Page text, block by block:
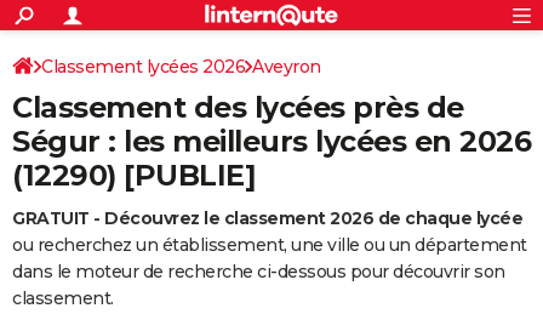
ACTUALITÉS
Politique
Société
Faits Divers
Education
Monde
Villes
+
SPORT
Coupe du monde 2026
Football
Tennis
Cyclisme
Rugby
Forum
CULTURE
Programme TV
TNT
Streaming
Cinéma
Sorties cinéma
Musique
+
FINANCE
Retraite
Impôts
Epargne
Immobilier
Risques naturels par ville
Banque
Assurance
Crédit
AUTO
Essais
Réserver un essai
Citadines
Berlines
SUV
Forum auto
+
HIGH-TECH
S'inscrire
Connexion
Classement lycées 2026 Aveyron
Classement des lycées près de
Ségur : les meilleurs lycées en 2026
(12290) [PUBLIE]
GRATUIT - Découvrez le classement 2026 de chaque lycée
ou recherchez un établissement, une ville ou un département
dans le moteur de recherche ci-dessous pour découvrir son
classement.